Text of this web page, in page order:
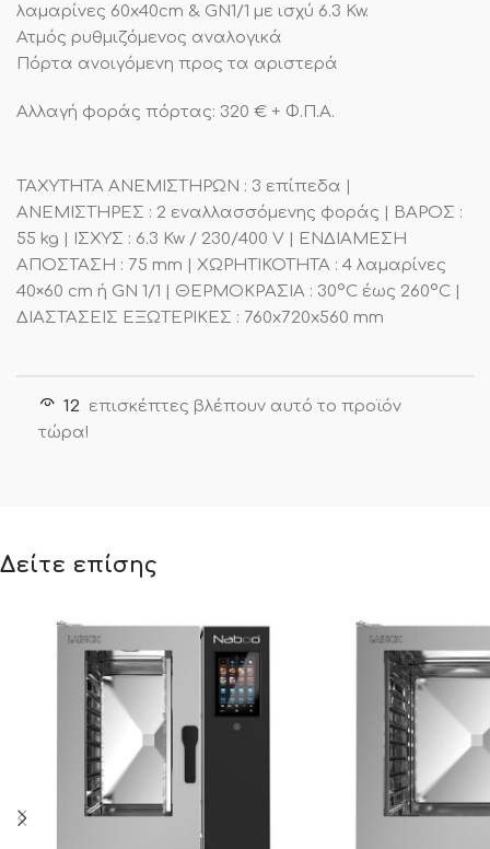
λαμαρίνες 60x40cm & GN1/1 με ισχύ 6.3 Kw.
Ατμός ρυθμιζόμενος αναλογικά
Πόρτα ανοιγόμενη προς τα αριστερά
Αλλαγή φοράς πόρτας: 320 € + Φ.Π.Α.
ΤΑΧΥΤΗΤΑ ΑΝΕΜΙΣΤΗΡΩΝ : 3 επίπεδα |
ΑΝΕΜΙΣΤΗΡΕΣ : 2 εναλλασσόμενης φοράς | ΒΑΡΟΣ :
55 kg | ΙΣΧΥΣ : 6.3 Kw / 230/400 V | ΕΝΔΙΑΜΕΣΗ
ΑΠΟΣΤΑΣΗ : 75 mm | ΧΩΡΗΤΙΚΟΤΗΤΑ : 4 λαμαρίνες
40×60 cm ή GN 1/1 | ΘΕΡΜΟΚΡΑΣΙΑ : 30°C έως 260°C |
ΔΙΑΣΤΑΣΕΙΣ ΕΞΩΤΕΡΙΚΕΣ : 760x720x560 mm
12 επισκέπτες βλέπουν αυτό το προϊόν
τώρα!
Δείτε επίσης